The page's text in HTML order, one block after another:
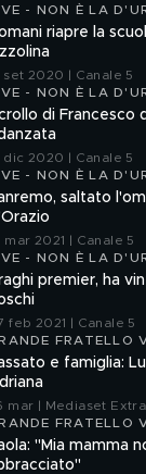
- NON È LA
riapre la
set 2020 | Canale 5
- NON È LA
crollo di
dic 2020 | Canale 5
- NON È LA
saltato
mar 2021 | Canale 5
- NON È LA
premier, ha
feb 2021 | Canale 5
FRATELLO
e famiglia:
mar | Mediaset Extra
FRATELLO
"Mia mamma